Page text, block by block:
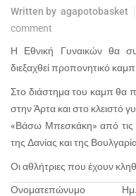
Written by agapotobasket
comment
Η Εθνική Γυναικών θα
διεξαχθεί προπονητικό
Στο διάστημα του καμπ θα
στην Άρτα και στο κλειστό
«Βάσω Μπεσκάκη» από τις
της Δανίας και της
Οι αθλήτριες που έχουν
Ονοματεπώνυμο